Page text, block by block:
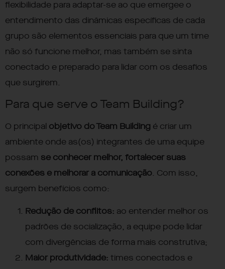
flexibilidade para adaptar-se ao que emergee o
entendimento das dinâmicas específicas de cada
grupo são elementos essenciais para que um time
não só funcione melhor, mas também se sinta
conectado e preparado para lidar com os desafios
que surgirem.
Para que serve o Team Building?
O principal objetivo do Team Building é criar um
ambiente onde as(os) integrantes de uma equipe
possam se conhecer melhor, fortalecer suas
conexões e melhorar a comunicação . Com isso,
surgem benefícios como:
Redução de conflitos: ao entender melhor os
padrões de socialização, a equipe pode lidar
com divergências de forma mais construtiva;
Maior produtividade: times conectados e